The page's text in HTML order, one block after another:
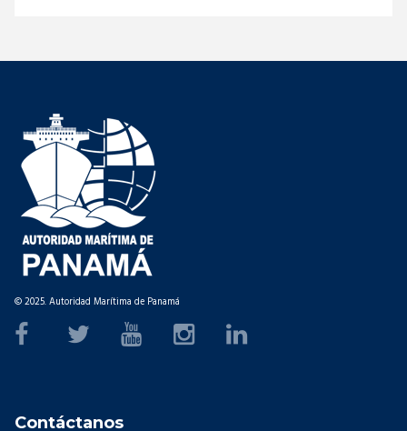
© 2025. Autoridad Marítima de Panamá
Contáctanos